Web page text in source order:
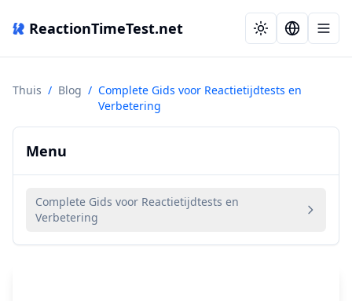
ReactionTimeTest.net
Thuis / Blog / Complete Gids voor Reactietijdtests en
Verbetering
Menu
Complete Gids voor Reactietijdtests en
Verbetering